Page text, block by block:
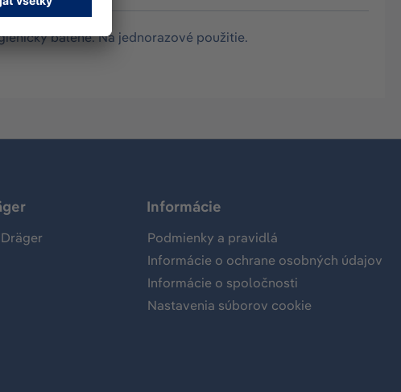
balené. Na jednorazové použitie.
Informácie
Podmienky a pravidlá
Informácie o ochrane osobných údajov
Informácie o spoločnosti
Nastavenia súborov cookie